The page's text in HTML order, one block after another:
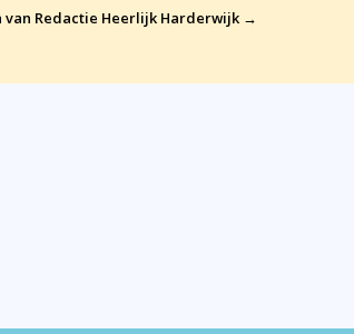
van Redactie Heerlijk Harderwijk →